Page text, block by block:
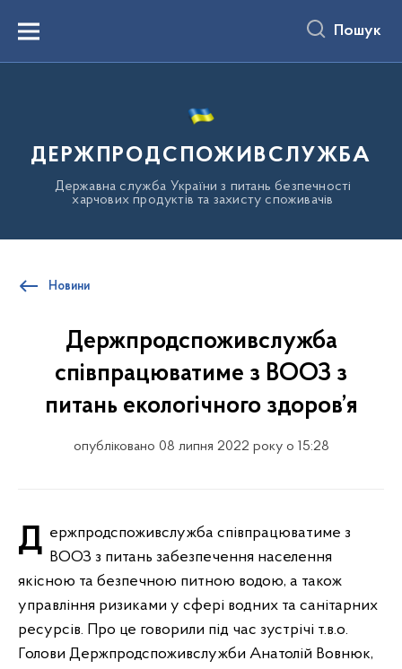
вмістуMenu Пошук
ДЕРЖПРОДСПОЖИВСЛУЖБА
Державна служба України з питань безпечності
харчових продуктів та захисту споживачів
Новини
Держпродспоживслужба
співпрацюватиме з ВООЗ з
питань екологічного здоров’я
опубліковано 08 липня 2022 року о 15:28
Держпродспоживслужба співпрацюватиме з ВООЗ з питань забезпечення населення
якісною та безпечною питною водою, а також
управління ризиками у сфері водних та санітарних
ресурсів. Про це говорили під час зустрічі т.в.о.
Голови Держпродспоживслужби Анатолій Вовнюк,